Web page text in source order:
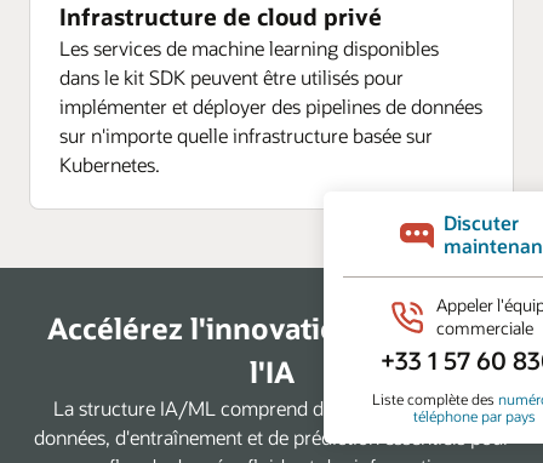
Infrastructure de cloud privé
Les services de machine learning disponibles
dans le kit SDK peuvent être utilisés pour
implémenter et déployer des pipelines de données
sur n'importe quelle infrastructure basée sur
Kubernetes.
Accélérez l'innovation basée sur
l'IA
La structure IA/ML comprend des microservices de
données, d'entraînement et de prédiction essentiels pour